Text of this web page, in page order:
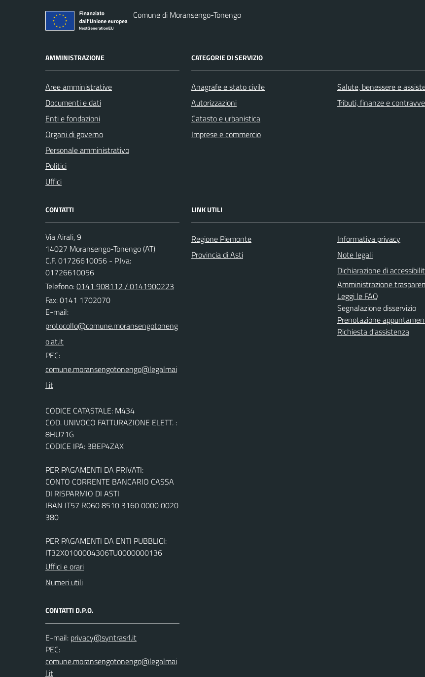
Comune di Moransengo-Tonengo
AMMINISTRAZIONE
Aree amministrative
Documenti e dati
Enti e fondazioni
Organi di governo
Personale amministrativo
Politici
Uffici
CATEGORIE DI SERVIZIO
Anagrafe e stato civile
Autorizzazioni
Catasto e urbanistica
Imprese e commercio
Salute, benessere e
Tributi, finanze e
CONTATTI
Via Airali, 9
14027 Moransengo-Tonengo (AT)
C.F. 01726610056 - P.Iva:
01726610056
Telefono:0141 908112 / 0141900223
Fax: 0141 1702070
E-mail:
PEC:
CODICE CATASTALE: M434
COD. UNIVOCO FATTURAZIONE ELETT. :
8HU71G
CODICE IPA: 3BEP4ZAX
PER PAGAMENTI DA PRIVATI:
CONTO CORRENTE BANCARIO CASSA
DI RISPARMIO DI ASTI
IBAN IT57 R060 8510 3160 0000 0020
380
PER PAGAMENTI DA ENTI PUBBLICI:
IT32X0100004306TU0000000136
Uffici e orari
Numeri utili
CONTATTI D.P.O.
E-mail:
PEC:
LINK UTILI
Regione Piemonte
Provincia di Asti
Informativa privacy
Note legali
Dichiarazione di
Amministrazione
Leggi le FAQ
Segnalazione disservizio
Prenotazione
Richiesta d'assistenza